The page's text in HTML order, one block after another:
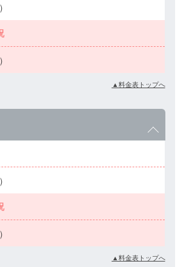
▲料金表トップへ
▲料金表トップへ